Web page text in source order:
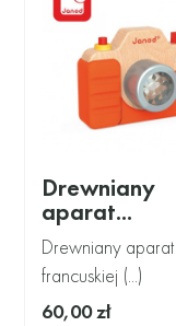
Drewniany
aparat...
Drewniany aparat
francuskiej (...)
60,00 zł